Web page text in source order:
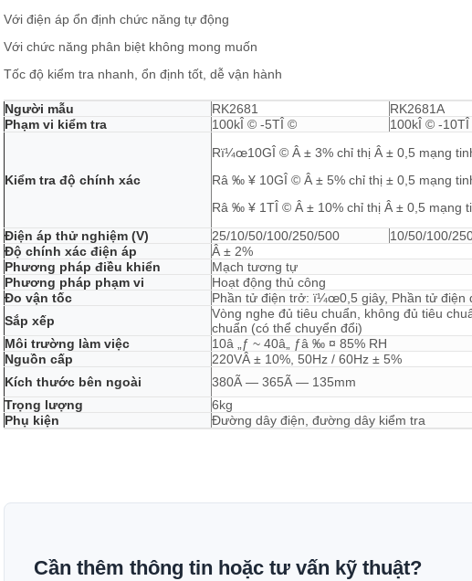
Với điện áp ổn định chức năng tự động
Với chức năng phân biệt không mong muốn
Tốc độ kiểm tra nhanh, ổn định tốt, dễ vận hành
Người mẫu RK2681 RK2681A
Phạm vi kiểm tra
100kÎ © -5TÎ © 100kÎ © -
Kiểm tra độ chính xác
Rï¼œ10GÎ © Â ± 3% chỉ thị Â ± 0,5 mạng
Râ ‰ ¥ 10GÎ © Â ± 5% chỉ thị ± 0,5 mạng
Râ ‰ ¥ 1TÎ © Â ± 10% chỉ thị Â ± 0,5 mạng
Điện áp thử nghiệm (V) 25/10/50/100/250/500 10/50/100/
Độ chính xác điện áp
Â ± 2%
Phương pháp điều khiển
Mạch tương tự
Phương pháp phạm vi
Hoạt động thủ công
Đo vận tốc
Phần tử điện trở: ï¼œ0,5 giây, Phần tử điện
Sắp xếp
Vòng nghe đủ tiêu chuẩn, không đủ tiêu
chuẩn (có thể chuyển đổi)
Môi trường làm việc
10â „ƒ ~ 40â„ ƒâ ‰ ¤ 85% RH
Nguồn cấp
220VÂ ± 10%, 50Hz / 60Hz ± 5%
Kích thước bên ngoài
380Ã — 365Ã — 135mm
Trọng lượng
6kg
Phụ kiện
Đường dây điện, đường dây kiểm tra
Cần thêm thông tin hoặc tư vấn kỹ thuật?